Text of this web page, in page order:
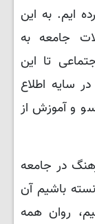
ایم. به این
جامعه به
تا این
سایه اطلاع‌
و آموزش از
در جامعه
باشیم آن
روان همه